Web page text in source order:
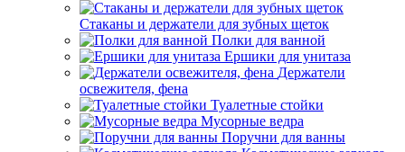
Стаканы и держатели для зубных щеток
Полки для ванной
Ершики для унитаза
Держатели
освежителя, фена
Туалетные стойки
Мусорные ведра
Поручни для ванны